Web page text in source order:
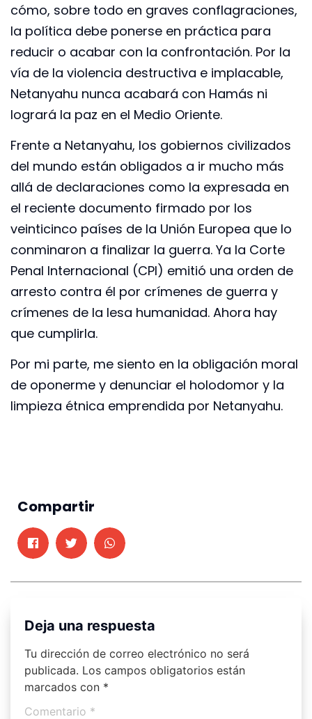
cómo, sobre todo en graves conflagraciones,
la política debe ponerse en práctica para
reducir o acabar con la confrontación. Por la
vía de la violencia destructiva e implacable,
Netanyahu nunca acabará con Hamás ni
logrará la paz en el Medio Oriente.
Frente a Netanyahu, los gobiernos civilizados
del mundo están obligados a ir mucho más
allá de declaraciones como la expresada en
el reciente documento firmado por los
veinticinco países de la Unión Europea que lo
conminaron a finalizar la guerra. Ya la Corte
Penal Internacional (CPI) emitió una orden de
arresto contra él por crímenes de guerra y
crímenes de la lesa humanidad. Ahora hay
que cumplirla.
Por mi parte, me siento en la obligación moral
de oponerme y denunciar el holodomor y la
limpieza étnica emprendida por Netanyahu.
Compartir
Deja una respuesta
Tu dirección de correo electrónico no será
publicada. Los campos obligatorios están
marcados con *
Comentario *